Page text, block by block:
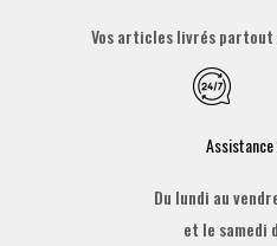
Vos articles livrés partout
Du lundi au
et le samedi